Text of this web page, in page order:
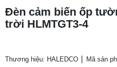
Đèn cảm biến ốp
trời HLMTGT3-4
Thương hiệu: HALEDCO Mã sản